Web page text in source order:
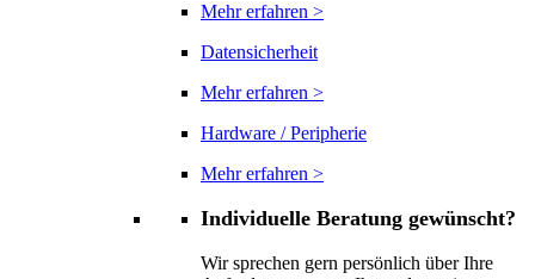
Mehr erfahren >
Datensicherheit
Mehr erfahren >
Hardware / Peripherie
Mehr erfahren >
Individuelle Beratung gewünscht?
Wir sprechen gern persönlich über Ihre